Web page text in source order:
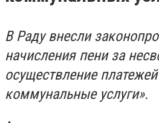
В Раду внесли
начисления пени за
осуществление
коммунальные услуги».